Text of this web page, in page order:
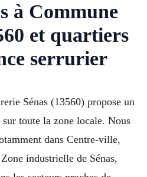
à Commune
et quartiers
serrurier
Sénas (13560) propose un
toute la zone locale. Nous
dans Centre-ville,
industrielle de Sénas,